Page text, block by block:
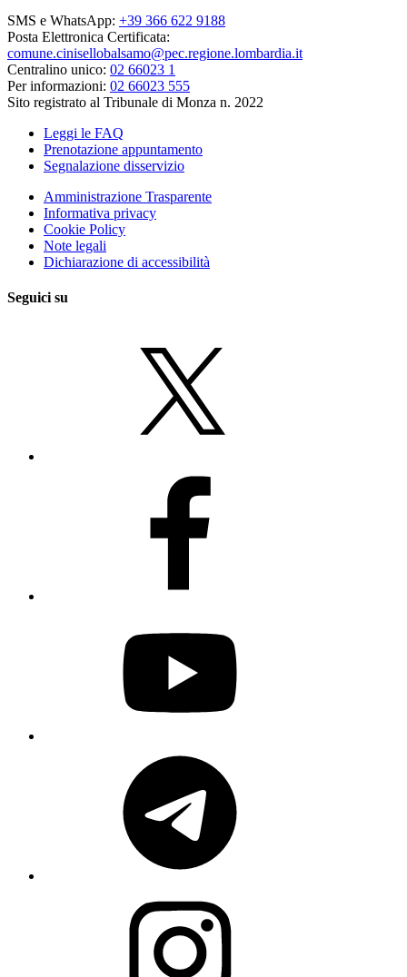
SMS e WhatsApp: +39 366 622 9188
Posta Elettronica Certificata:
comune.cinisellobalsamo@pec.regione.lombardia.it
Centralino unico: 02 66023 1
Per informazioni: 02 66023 555
Sito registrato al Tribunale di Monza n. 2022
Leggi le FAQ
Prenotazione appuntamento
Segnalazione disservizio
Amministrazione Trasparente
Informativa privacy
Cookie Policy
Note legali
Dichiarazione di accessibilità
Seguici su